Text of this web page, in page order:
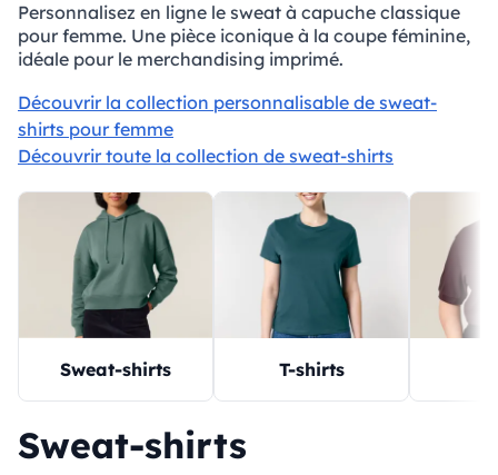
Personnalisez en ligne le sweat à capuche classique
pour femme. Une pièce iconique à la coupe féminine,
idéale pour le merchandising imprimé.
Découvrir la collection personnalisable de sweat-
shirts pour femme
Découvrir toute la collection de sweat-shirts
Sweat-shirts T-shirts
Sweat-shirts